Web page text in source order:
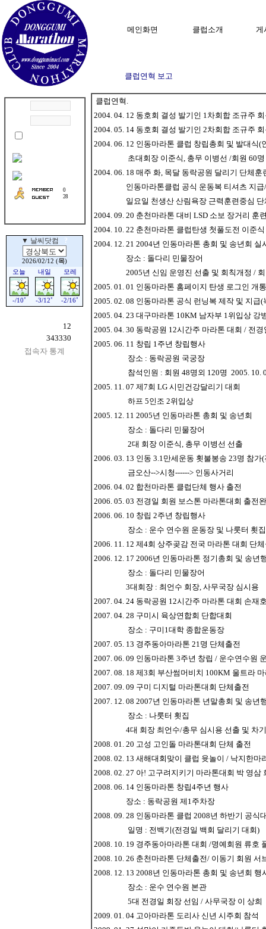
0
28
12
343330
접속자 통계
메인화면 클럽소개 게
클럽연혁 보고
클럽연혁.
2004. 04. 12 동호회 결성 발기인 1차회합 조규주
2004. 05. 14 동호회 결성 발기인 2차회합 조규주
2004. 06. 12 인동마라톤 클럽 창립총회 및 발대식(
초대회장 이준식, 총무 이병선 /회원 60명
2004. 06. 18 매주 화, 목달 동락공원 달리기 단체훈
인동마라톤클럽 공식 운동복 티셔츠 지급/
일요일 천생산 산림욕장 근력훈련중심 단
2004. 09. 20 춘천마라톤 대비 LSD 소보 장거리 훈
2004. 10. 22 춘천마라톤 클럽탄생 첫풀도전 이준
2004. 12. 21 2004년 인동마라톤 총회 및 송년회 실
장소 : 돌다리 민물장어
2005년 신임 운영진 선출 및 회칙개정 / 회
2005. 01. 01 인동마라톤 홈페이지 탄생 로그인 개
2005. 02. 08 인동마라톤 공식 런닝복 제작 및 지급
2005. 04. 23 대구마라톤 10KM 남자부 1위입상 강
2005. 04. 30 동락공원 12시간주 마라톤 대회 / 전
2005. 06. 11 창립 1주년 창립행사
장소 : 동락공원 국궁장
참석인원 : 회원 48명외 120명 2005. 10. 03
2005. 11. 07 제7회 LG 시민건강달리기 대회
하프 5인조 2위입상
2005. 12. 11 2005년 인동마라톤 총회 및 송년회
장소 : 돌다리 민물장어
2대 회장 이준식, 총무 이병선 선출
2006. 03. 13 인동 3.1만세운동 횟불봉송 23명 참가
금오산-->시청------> 인동사거리
2006. 04. 02 합천마라톤 클럽단체 행사 출전
2006. 05. 03 전경일 회원 보스톤 마라톤대회 출전
2006. 06. 10 창립 2주년 창립행사
장소 : 운수 연수원 운동장 및 나룻터 횟집
2006. 11. 12 제4회 상주곶감 전국 마라톤 대회 단
2006. 12. 17 2006년 인동마라톤 정기총회 및 송년
장소 : 돌다리 민물장어
3대회장 : 최언수 회장, 사무국장 심시용
2007. 04. 24 동락공원 12시간주 마라톤 대회 손재
2007. 04. 28 구미시 육상연합회 단합대회
장소 : 구미1대학 종합운동장
2007. 05. 13 경주동아마라톤 21명 단체출전
2007. 06. 09 인동마라톤 3주년 창립 / 운수연수원
2007. 08. 18 제3회 부산썸머비치 100KM 울트라
2007. 09. 09 구미 디지털 마라톤대회 단체출전
2007. 12. 08 2007년 인동마라톤 년말총회 및 송년
장소 : 나룻터 횟집
4대 회장 최언수/총무 심시용 선출 및 차기
2008. 01. 20 고성 고인돌 마라톤대회 단체 출전
2008. 02. 13 새해대회맞이 클럽 윳놀이 / 낙지한마
2008. 02. 27 아! 고구려지키기 마라톤대회 박 영삼
2008. 06. 14 인동마라톤 창립4주년 행사
장소 : 동락공원 제1주차장
2008. 09. 28 인동마라톤 클럽 2008년 하반기 공식
일명 : 전백기(전경일 백회 달리기 대회)
2008. 10. 19 경주동아마라톤 대회 /명예회원 류호
2008. 10. 26 춘천마라톤 단체출전/ 이동기 회원 서
2008. 12. 13 2008년 인동마라톤 총회 및 송년회 행
장소 : 운수 연수원 본관
5대 전경일 회장 선임 / 사무국장 이 상희
2009. 01. 04 고아마라톤 도리사 신년 시주회 참석